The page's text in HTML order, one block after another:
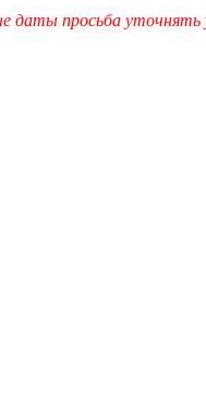
просьба уточнять